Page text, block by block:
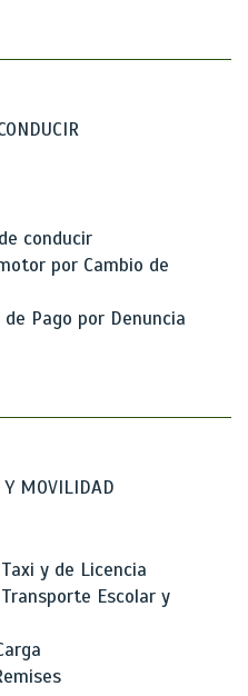
conducir
por Cambio de
Pago por Denuncia
Y MOVILIDAD
y de Licencia
Escolar y